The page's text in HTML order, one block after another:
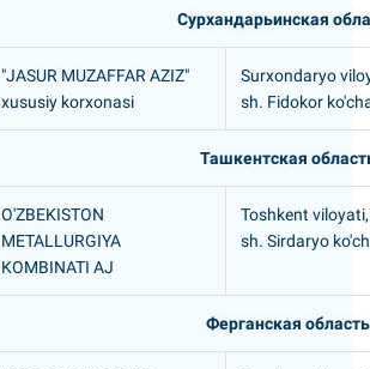
Сурхандарьинская
"JASUR MUZAFFAR AZIZ"
xususiy korxonasi
Surxondaryo
sh. Fidokor
Ташкентская
O'ZBEKISTON
METALLURGIYA
KOMBINATI AJ
Toshkent
sh. Sirdaryo
Ферганская область